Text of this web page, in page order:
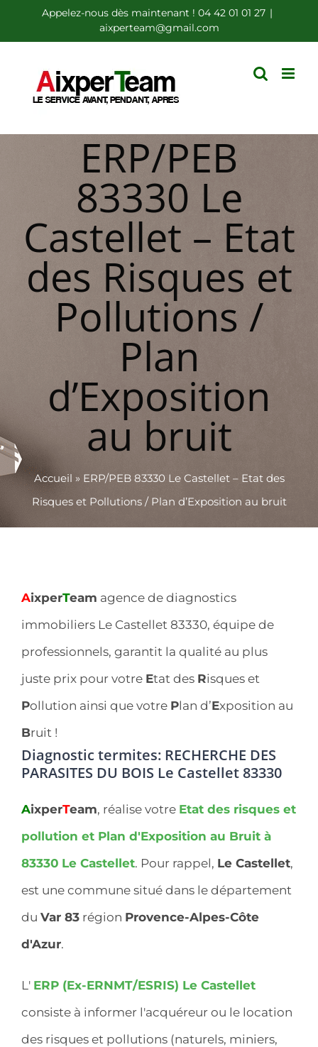
au
contenu
Appelez-nous dès maintenant ! 04 42 01 01 27 |
aixperteam@gmail.com
ERP/PEB
83330 Le
Castellet – Etat
des Risques et
Pollutions /
Plan
d’Exposition
au bruit
Accueil » ERP/PEB 83330 Le Castellet – Etat des
Risques et Pollutions / Plan d’Exposition au bruit
AixperTeam agence de diagnostics
immobiliers Le Castellet 83330, équipe de
professionnels, garantit la qualité au plus
juste prix pour votre Etat des Risques et
Pollution ainsi que votre Plan d’Exposition au
Bruit !
Diagnostic termites: RECHERCHE DES
PARASITES DU BOIS Le Castellet 83330
AixperTeam, réalise votre Etat des risques et
pollution et Plan d'Exposition au Bruit à
83330 Le Castellet. Pour rappel, Le Castellet,
est une commune situé dans le département
du Var 83 région Provence-Alpes-Côte
d'Azur.
L' ERP (Ex-ERNMT/ESRIS) Le Castellet
consiste à informer l'acquéreur ou le location
des risques et pollutions (naturels, miniers,